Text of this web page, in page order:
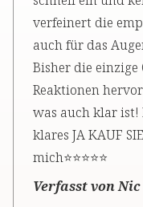
verfeinert die
auch für das
Bisher die einzige
Reaktionen
was auch klar ist!
klares JA KAUF
mich⭐⭐⭐⭐⭐
Verfasst von Nic